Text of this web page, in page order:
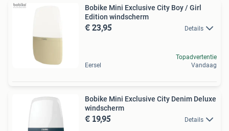
Bobike Mini Exclusive City Boy / Girl
Edition windscherm
€ 23,95 Details
Eersel
Topadvertentie
Vandaag
Bobike Mini Exclusive City Denim Deluxe
windscherm
€ 19,95 Details